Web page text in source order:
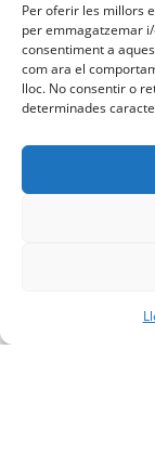
Per oferir les millors
per emmagatzemar
consentiment a
com ara el
lloc. No consentir o
determinades
Psicomotricitat en
mesos a 3 anys a